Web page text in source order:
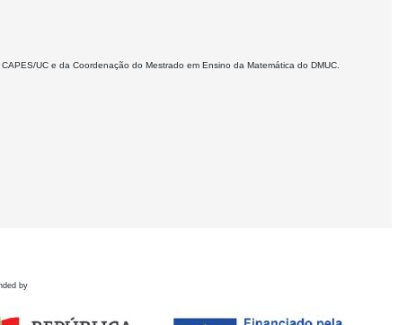
UC e da Coordenação do Mestrado em Ensino da Matemática do DMUC.
by